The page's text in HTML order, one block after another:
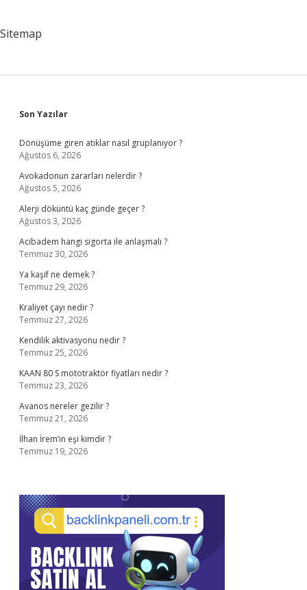
Sitemap
Sidebar
Son Yazılar
Dönüşüme giren atıklar nasıl gruplanıyor ?
Ağustos 6, 2026
Avokadonun zararları nelerdir ?
Ağustos 5, 2026
Alerji döküntü kaç günde geçer ?
Ağustos 3, 2026
Acibadem hangi sigorta ile anlaşmalı ?
Temmuz 30, 2026
Ya kaşif ne demek ?
Temmuz 29, 2026
Kraliyet çayı nedir ?
Temmuz 27, 2026
Kendilik aktivasyonu nedir ?
Temmuz 25, 2026
KAAN 80 S mototraktör fiyatları nedir ?
Temmuz 23, 2026
Avanos nereler gezilir ?
Temmuz 21, 2026
İlhan İrem’in eşi kimdir ?
Temmuz 19, 2026